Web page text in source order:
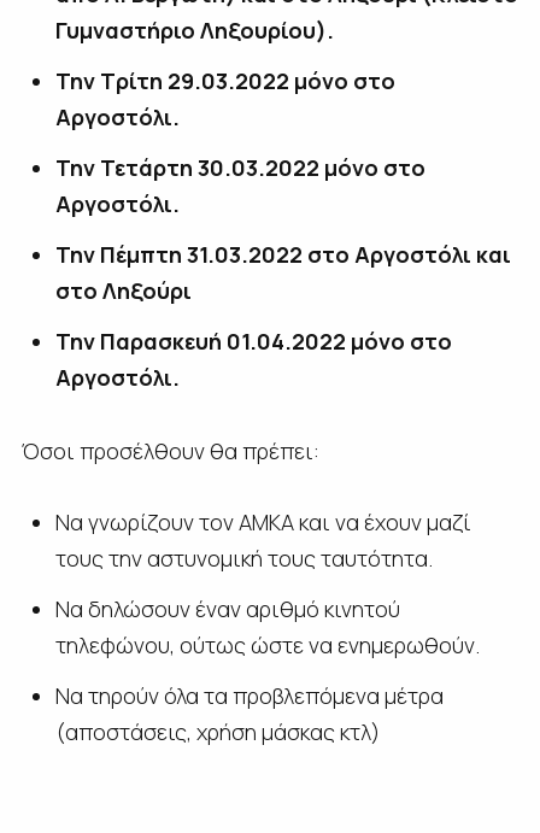
Γυμναστήριο Ληξουρίου).
Την Τρίτη 29.03.2022 μόνο στο
Αργοστόλι.
Την Τετάρτη 30.03.2022 μόνο στο
Αργοστόλι.
Την Πέμπτη 31.03.2022 στο Αργοστόλι και
στο Ληξούρι
Την Παρασκευή 01.04.2022 μόνο στο
Αργοστόλι.
Όσοι προσέλθουν θα πρέπει:
Να γνωρίζουν τον ΑΜΚΑ και να έχουν μαζί
τους την αστυνομική τους ταυτότητα.
Να δηλώσουν έναν αριθμό κινητού
τηλεφώνου, ούτως ώστε να ενημερωθούν.
Να τηρούν όλα τα προβλεπόμενα μέτρα
(αποστάσεις, χρήση μάσκας κτλ)